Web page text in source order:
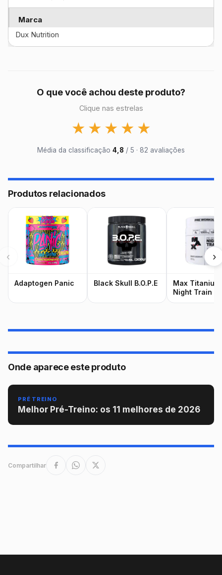
Marca
Dux Nutrition
O que você achou deste produto?
Clique nas estrelas
★ ★ ★ ★ ★
Média da classificação 4,8 / 5 · 82 avaliações
Produtos relacionados
‹
Adaptogen Panic Black Skull B.O.P.E
Max Titanium
Night Train
›
Onde aparece este produto
PRÉ TREINO
Melhor Pré-Treino: os 11 melhores de 2026
Compartilhar